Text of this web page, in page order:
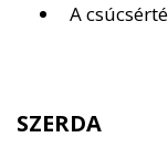
A
SZERDA